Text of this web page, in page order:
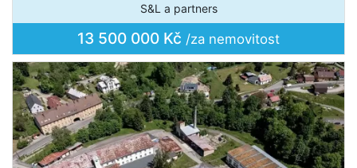
S&L a partners
13 500 000 Kč /za nemovitost